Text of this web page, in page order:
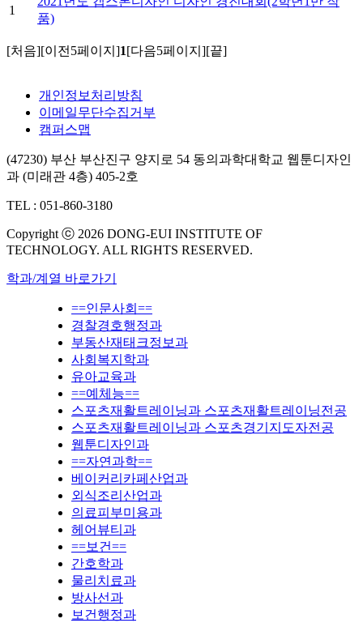
1
품)
[처음][이전5페이지]1[다음5페이지][끝]
개인정보처리방침
이메일무단수집거부
캠퍼스맵
(47230) 부산 부산진구 양지로 54 동의과학대학교 웹툰디자인
과 (미래관 4층) 405-2호
TEL : 051-860-3180
Copyright ⓒ 2026 DONG-EUI INSTITUTE OF
TECHNOLOGY. ALL RIGHTS RESERVED.
학과/계열 바로가기
==인문사회==
경찰경호행정과
부동산재태크정보과
사회복지학과
유아교육과
==예체능==
스포츠재활트레이닝과 스포츠재활트레이닝전공
스포츠재활트레이닝과 스포츠경기지도자전공
웹툰디자인과
==자연과학==
베이커리카페산업과
외식조리산업과
의료피부미용과
헤어뷰티과
==보건==
간호학과
물리치료과
방사선과
보건행정과